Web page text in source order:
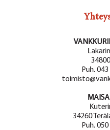
Puh.
34260
Puh.